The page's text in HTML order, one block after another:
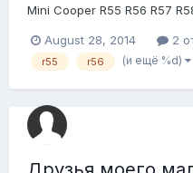
Mini Cooper R55 R56 R57
всё. помогу с доставкой.
IMG_4301.JPG
August 28, 2014 2
r55 r56 (и ещё %d)